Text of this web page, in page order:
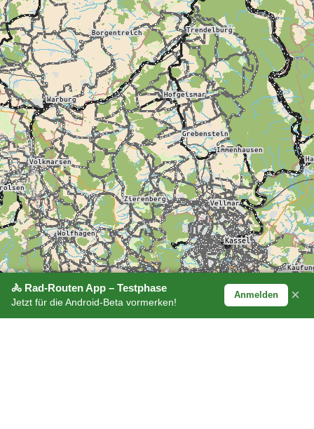
🚴 Rad-Routen App – Testphase
Jetzt für die Android-Beta vormerken!
Anmelden ×